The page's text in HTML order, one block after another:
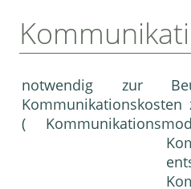
notwendig zur
(